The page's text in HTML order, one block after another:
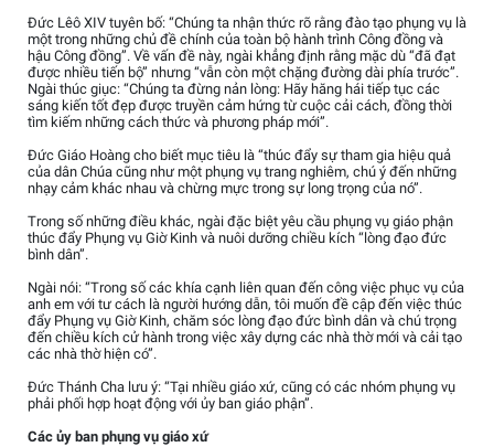
Đức Lêô XIV tuyên bố: “Chúng ta nhận thức rõ rằng đào tạo phụng vụ là
một trong những chủ đề chính của toàn bộ hành trình Công đồng và
hậu Công đồng”. Về vấn đề này, ngài khẳng định rằng mặc dù “đã đạt
được nhiều tiến bộ” nhưng “vẫn còn một chặng đường dài phía trước”.
Ngài thúc giục: “Chúng ta đừng nản lòng: Hãy hăng hái tiếp tục các
sáng kiến tốt đẹp được truyền cảm hứng từ cuộc cải cách, đồng thời
tìm kiếm những cách thức và phương pháp mới”.
Đức Giáo Hoàng cho biết mục tiêu là “thúc đẩy sự tham gia hiệu quả
của dân Chúa cũng như một phụng vụ trang nghiêm, chú ý đến những
nhạy cảm khác nhau và chừng mực trong sự long trọng của nó”.
Trong số những điều khác, ngài đặc biệt yêu cầu phụng vụ giáo phận
thúc đẩy Phụng vụ Giờ Kinh và nuôi dưỡng chiều kích “lòng đạo đức
bình dân”.
Ngài nói: “Trong số các khía cạnh liên quan đến công việc phục vụ của
anh em với tư cách là người hướng dẫn, tôi muốn đề cập đến việc thúc
đẩy Phụng vụ Giờ Kinh, chăm sóc lòng đạo đức bình dân và chú trọng
đến chiều kích cử hành trong việc xây dựng các nhà thờ mới và cải tạo
các nhà thờ hiện có”.
Đức Thánh Cha lưu ý: “Tại nhiều giáo xứ, cũng có các nhóm phụng vụ
phải phối hợp hoạt động với ủy ban giáo phận”.
Các ủy ban phụng vụ giáo xứ